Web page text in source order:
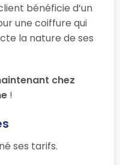
bénéficie d’un
une coiffure qui
la nature de ses
chez
!
ses tarifs.